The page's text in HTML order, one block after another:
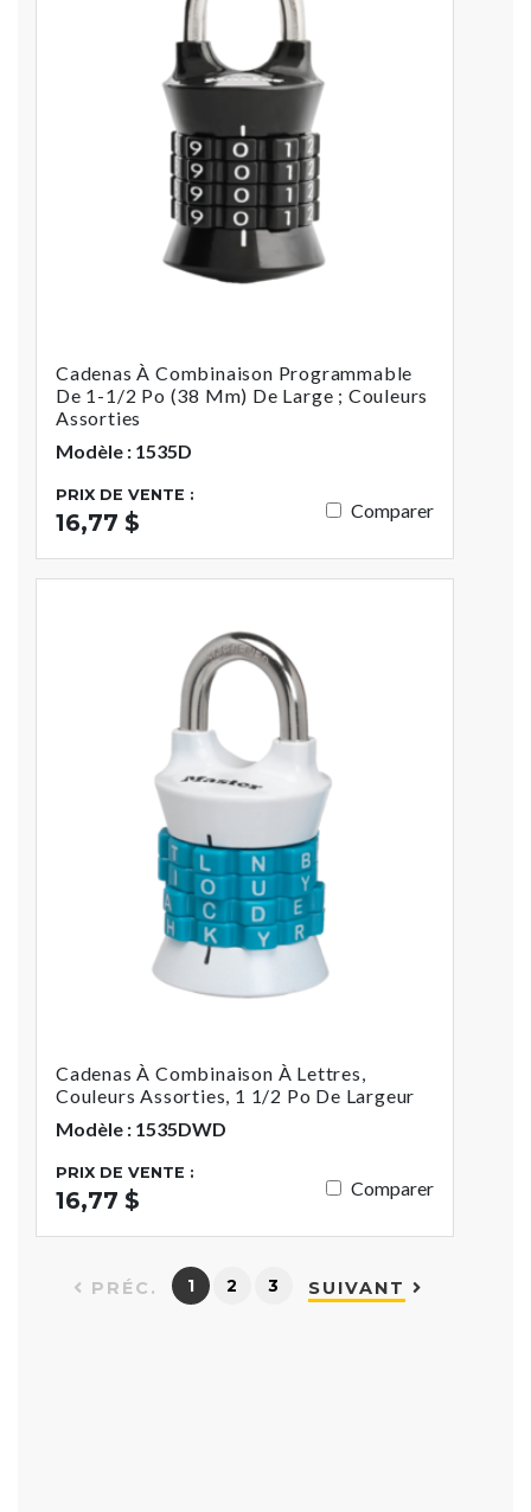
Cadenas À Combinaison Programmable
De 1-1/2 Po (38 Mm) De Large ; Couleurs
Assorties
Modèle : 1535D
PRIX DE VENTE :
16,77 $ Comparer
Cadenas À Combinaison À Lettres,
Couleurs Assorties, 1 1/2 Po De Largeur
Modèle : 1535DWD
PRIX DE VENTE :
16,77 $ Comparer
PRÉC. 1 2 3 SUIVANT